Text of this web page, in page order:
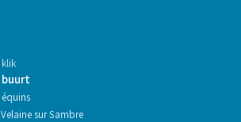
buurt
sur Sambre